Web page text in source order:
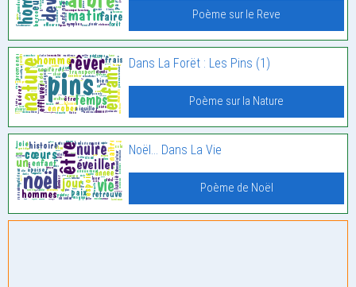
Poème sur le Reve
Dans La Forët : Les Pins (1)
Poème sur la Nature
Noël… Dans La Vie
Poème de Noël